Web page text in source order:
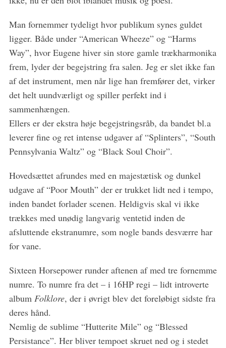
Man fornemmer tydeligt hvor publikum synes guldet
ligger. Både under “American Wheeze” og “Harms
Way”, hvor Eugene hiver sin store gamle trækharmonika
frem, lyder der begejstring fra salen. Jeg er slet ikke fan
af det instrument, men når lige han fremfører det, virker
det helt uundværligt og spiller perfekt ind i
sammenhængen.
Ellers er der ekstra høje begejstringsråb, da bandet bl.a
leverer fine og ret intense udgaver af “Splinters”, “South
Pennsylvania Waltz” og “Black Soul Choir”.
Hovedsættet afrundes med en majestætisk og dunkel
udgave af “Poor Mouth” der er trukket lidt ned i tempo,
inden bandet forlader scenen. Heldigvis skal vi ikke
trækkes med unødig langvarig ventetid inden de
afsluttende ekstranumre, som nogle bands desværre har
for vane.
Sixteen Horsepower runder aftenen af med tre fornemme
numre. To numre fra det – i 16HP regi – lidt introverte
album Folklore, der i øvrigt blev det foreløbigt sidste fra
deres hånd.
Nemlig de sublime “Hutterite Mile” og “Blessed
Persistance”. Her bliver tempoet skruet ned og i stedet